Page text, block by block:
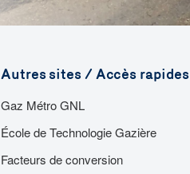
Autres sites / Accès rapides
Gaz Métro GNL
École de Technologie Gazière
Facteurs de conversion